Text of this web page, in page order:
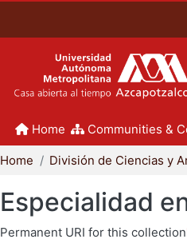
Home Communities &
Home
Especialidad
Permanent URI for this collection